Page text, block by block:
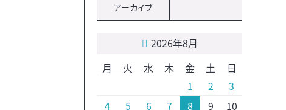
アーカイブ
2026年8月
月
火 水 木 金 土
日
1
2
3
4
5 6 7 8 9 10